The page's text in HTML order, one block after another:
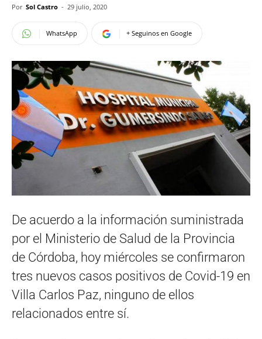
Por Sol Castro - 29 julio, 2020
WhatsApp + Seguinos en Google
De acuerdo a la información suministrada
por el Ministerio de Salud de la Provincia
de Córdoba, hoy miércoles se confirmaron
tres nuevos casos positivos de Covid-19 en
Villa Carlos Paz, ninguno de ellos
relacionados entre sí.